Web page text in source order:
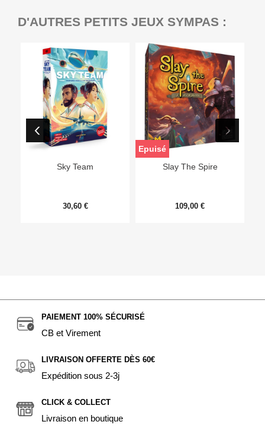
D'AUTRES PETITS JEUX SYMPAS :
Sky Team
30,60 €
Slay The Spire
109,00 €
Epuisé
PAIEMENT 100% SÉCURISÉ
CB et Virement
LIVRAISON OFFERTE DÈS 60€
Expédition sous 2-3j
CLICK & COLLECT
Livraison en boutique